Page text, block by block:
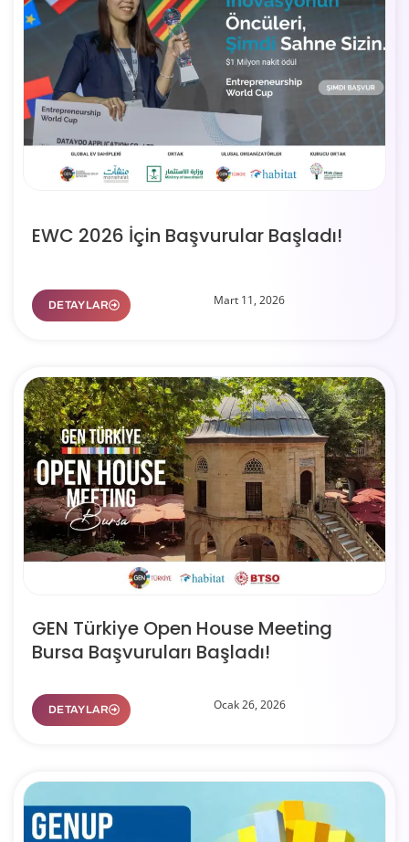
EWC 2026 İçin Başvurular Başladı!
DETAYLAR Mart 11, 2026
GEN Türkiye Open House Meeting
Bursa Başvuruları Başladı!
DETAYLAR Ocak 26, 2026